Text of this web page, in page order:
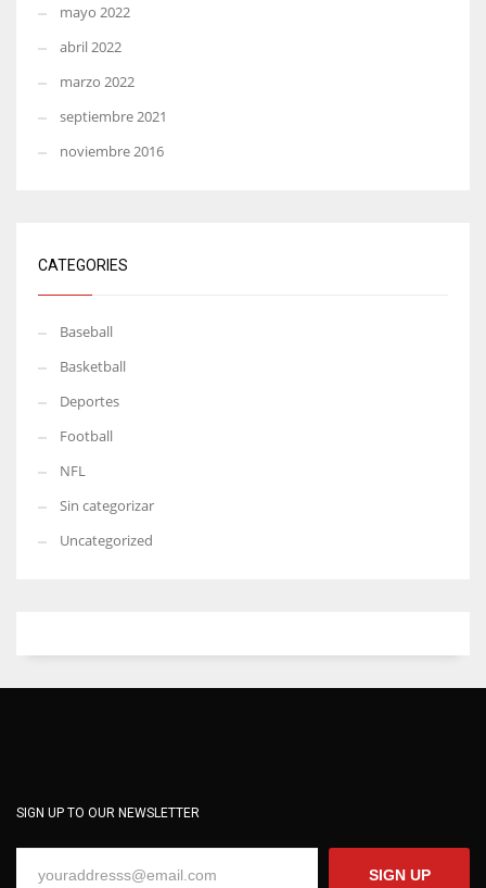
mayo 2022
abril 2022
marzo 2022
septiembre 2021
noviembre 2016
CATEGORIES
Baseball
Basketball
Deportes
Football
NFL
Sin categorizar
Uncategorized
SIGN UP TO OUR NEWSLETTER
SIGN UP